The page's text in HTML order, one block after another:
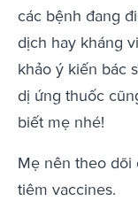
các bệnh đang
dịch hay kháng
khảo ý kiến bác
dị ứng thuốc
biết mẹ nhé!
Mẹ nên theo dõi
tiêm vaccines.